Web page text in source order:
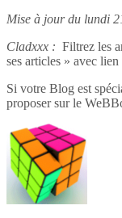
Mise à jour du lundi
Cladxxx : Filtrez les
ses articles » avec
Si votre Blog est
proposer sur le